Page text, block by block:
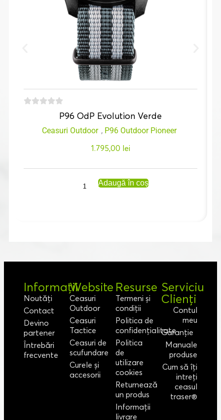
P96 OdP Evolution Verde
Ceasuri Outdoor , P96 Outdoor Pioneer
1.795,00 lei
Adaugă în coș
Informații
Noutăți
Contact
Devino
partener
Întrebări
frecvente
Website
Ceasuri
Outdoor
Ceasuri
Tactice
Ceasuri de
scufundare
Curele și
accesorii
Resurse
Termeni și
condiții
Politica de
confidențialitate
Politica
de
utilizare
cookies
Returnează
un produs
Informații
livrare
Serviciu
Clienți
Contul
meu
Garanție
Manuale
produse
Cum să îți
intreți
ceasul
traser®